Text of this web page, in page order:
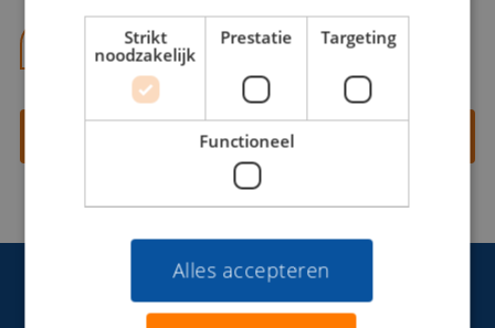
06 13 28 62 71
Contact opnemen
Strikt
noodzakelijk
Prestatie Targeting
Functioneel
Alles accepteren